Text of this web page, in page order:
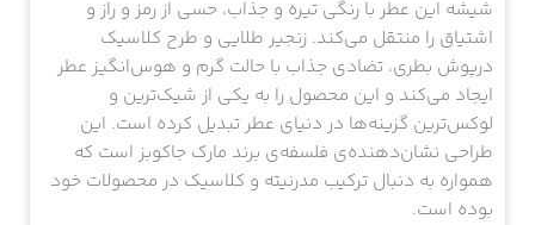
شیشه این عطر با رنگی تیره و جذاب، حسی از رمز و راز و
اشتیاق را منتقل می‌کند. زنجیر طلایی و طرح کلاسیک
درپوش بطری، تضادی جذاب با حالت گرم و هوس‌انگیز عطر
ایجاد می‌کند و این محصول را به یکی از شیک‌ترین و
لوکس‌ترین گزینه‌ها در دنیای عطر تبدیل کرده است. این
طراحی نشان‌دهنده‌ی فلسفه‌ی برند مارک جاکوبز است که
همواره به دنبال ترکیب مدرنیته و کلاسیک در محصولات خود
بوده است.